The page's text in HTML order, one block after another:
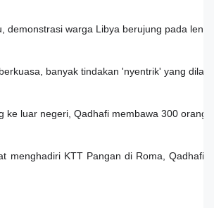
demonstrasi warga Libya berujung pada
banyak tindakan 'nyentrik' yang
ke luar negeri, Qadhafi membawa 300
menghadiri KTT Pangan di Roma, Qadhafi